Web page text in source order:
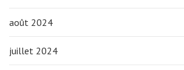
août 2024
juillet 2024